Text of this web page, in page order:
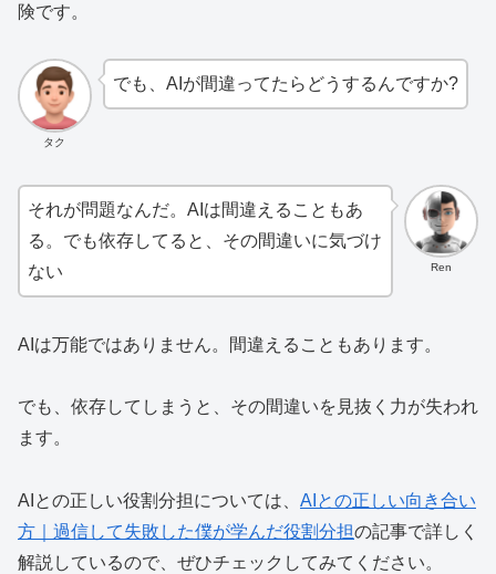
険です。
タク
でも、AIが間違ってたらどうするんですか?
Ren
それが問題なんだ。AIは間違えることもあ
る。でも依存してると、その間違いに気づけ
ない
AIは万能ではありません。間違えることもあります。
でも、依存してしまうと、その間違いを見抜く力が失われ
ます。
AIとの正しい役割分担については、 AIとの正しい向き合い
方｜過信して失敗した僕が学んだ役割分担の記事で詳しく
解説しているので、ぜひチェックしてみてください。